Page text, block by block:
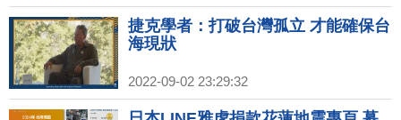
捷克學者：打破台灣孤立 才能確保台
海現狀
2022-09-02 23:29:32